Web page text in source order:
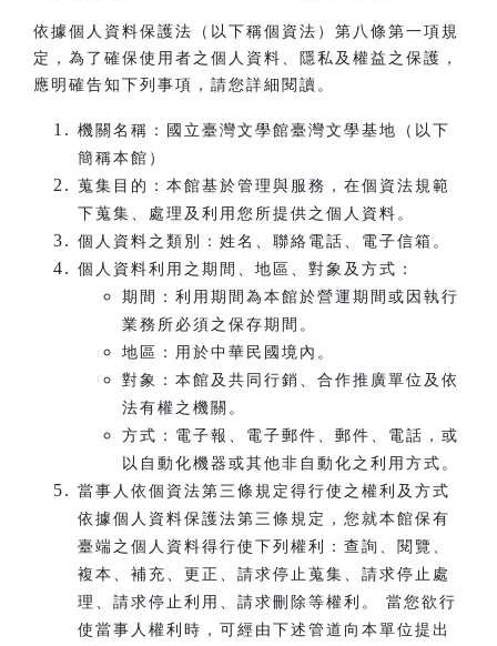
依據個人資料保護法（以下稱個資法）第八條第一項規
定，為了確保使用者之個人資料、隱私及權益之保護，
應明確告知下列事項，請您詳細閱讀。
機關名稱：國立臺灣文學館臺灣文學基地（以下
簡稱本館）
蒐集目的：本館基於管理與服務，在個資法規範
下蒐集、處理及利用您所提供之個人資料。
個人資料之類別：姓名、聯絡電話、電子信箱。
個人資料利用之期間、地區、對象及方式：
期間：利用期間為本館於營運期間或因執行
業務所必須之保存期間。
地區：用於中華民國境內。
對象：本館及共同行銷、合作推廣單位及依
法有權之機關。
方式：電子報、電子郵件、郵件、電話，或
以自動化機器或其他非自動化之利用方式。
當事人依個資法第三條規定得行使之權利及方式
依據個人資料保護法第三條規定，您就本館保有
臺端之個人資料得行使下列權利：查詢、閱覽、
複本、補充、更正、請求停止蒐集、請求停止處
理、請求停止利用、請求刪除等權利。 當您欲行
使當事人權利時，可經由下述管道向本單位提出